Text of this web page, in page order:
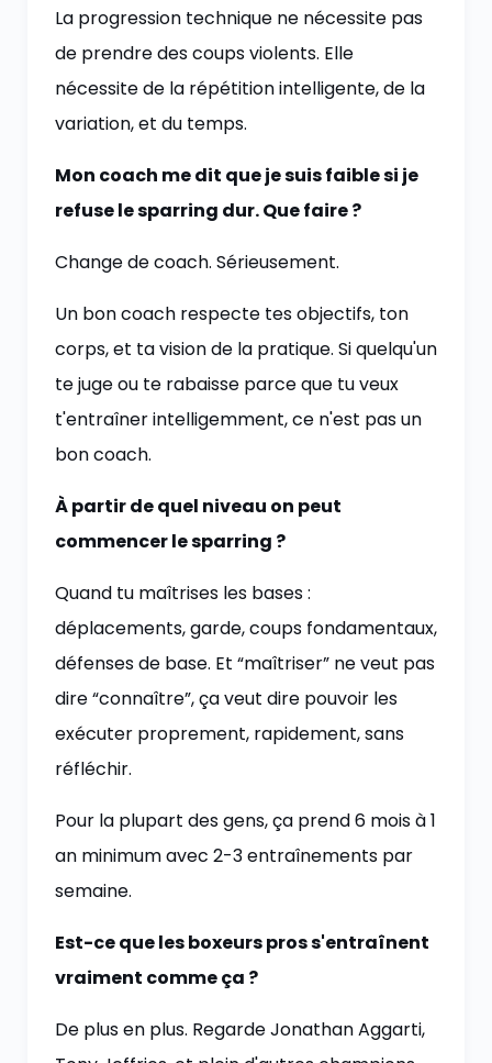
La progression technique ne nécessite pas
de prendre des coups violents. Elle
nécessite de la répétition intelligente, de la
variation, et du temps.
Mon coach me dit que je suis faible si je
refuse le sparring dur. Que faire ?
Change de coach. Sérieusement.
Un bon coach respecte tes objectifs, ton
corps, et ta vision de la pratique. Si quelqu'un
te juge ou te rabaisse parce que tu veux
t'entraîner intelligemment, ce n'est pas un
bon coach.
À partir de quel niveau on peut
commencer le sparring ?
Quand tu maîtrises les bases :
déplacements, garde, coups fondamentaux,
défenses de base. Et “maîtriser” ne veut pas
dire “connaître”, ça veut dire pouvoir les
exécuter proprement, rapidement, sans
réfléchir.
Pour la plupart des gens, ça prend 6 mois à 1
an minimum avec 2-3 entraînements par
semaine.
Est-ce que les boxeurs pros s'entraînent
vraiment comme ça ?
De plus en plus. Regarde Jonathan Aggarti,